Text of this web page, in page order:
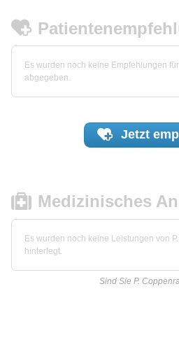
Es wurden noch keine Empfehlungen
abgegeben.
Jetzt
Medizinisches
Es wurden noch keine Leistungen von
hinterlegt.
Sind Sie P.